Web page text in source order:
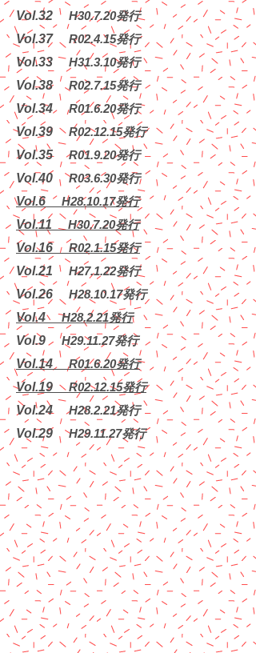
Vol.32 ​ H30.7.20発行
Vol.37
​ R02.4.15発行
Vol.33​ H31.3.10発行
Vol.38​ R02.7.15発行
Vol.34
​ R01.6.20発行
Vol.39​ R02.12.15発行
Vol.35 ​ R01.9.20発行
Vol.40​ R03.6.30発行
Vol.6 ​ H28.10.17発行
Vol.11
​ H30.7.20発行
Vol.16 ​ R02.1.15発行
Vol.21 ​ H27.1.22発行
Vol.26
​ H28.10.17発行
Vol.4​ H28.2.21発行
Vol.9 ​ H29.11.27発行
Vol.14
​ R01.6.20発行
Vol.19​ R02.12.15発行
Vol.24 ​ H28.2.21発行
Vol.29​ H29.11.27発行